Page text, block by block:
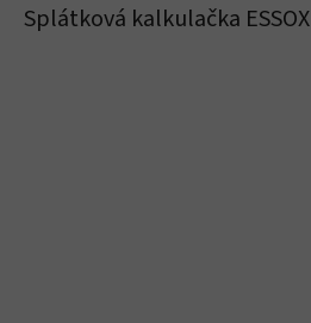
Splátková kalkulačka ESSOX